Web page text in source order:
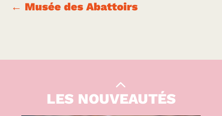
← Musée des Abattoirs
LES NOUVEAUTÉS